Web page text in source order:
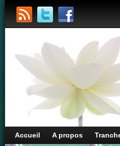
Accueil A propos